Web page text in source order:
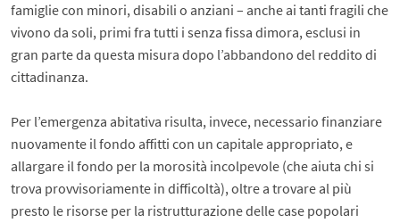
famiglie con minori, disabili o anziani – anche ai tanti fragili che
vivono da soli, primi fra tutti i senza fissa dimora, esclusi in
gran parte da questa misura dopo l’abbandono del reddito di
cittadinanza.
Per l’emergenza abitativa risulta, invece, necessario finanziare
nuovamente il fondo affitti con un capitale appropriato, e
allargare il fondo per la morosità incolpevole (che aiuta chi si
trova provvisoriamente in difficoltà), oltre a trovare al più
presto le risorse per la ristrutturazione delle case popolari